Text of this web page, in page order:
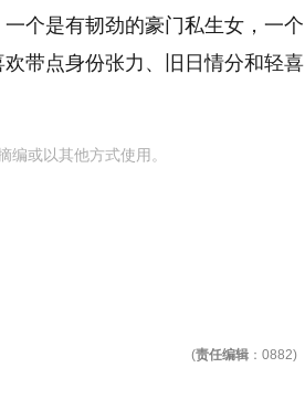
个是有韧劲的豪门私生女，一个
带点身份张力、旧日情分和轻喜
编或以其他方式使用。
(责任编辑 ：0882)